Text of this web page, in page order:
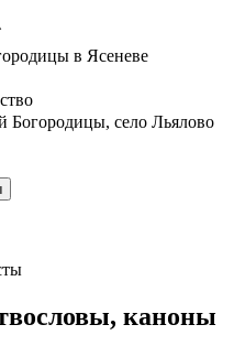
в Ясеневе
Богородицы, село Льялово
каноны